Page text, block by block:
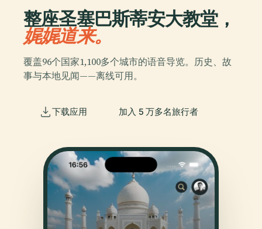
整座圣塞巴斯蒂安大教堂，
娓娓道来。
覆盖96个国家1,100多个城市的语音导览。历史、故
事与本地见闻——离线可用。
下载应用 加入 5 万多名旅行者